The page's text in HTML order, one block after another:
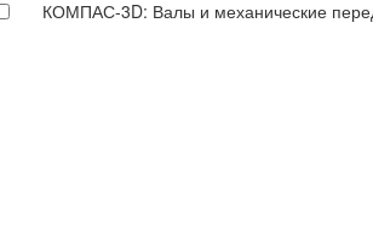
КОМПАС-3D: Валы и механические